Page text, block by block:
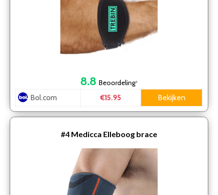
8.8 Beoordeling*
Bol.com €15.95 Bekijken
#4 Medicca Elleboog brace